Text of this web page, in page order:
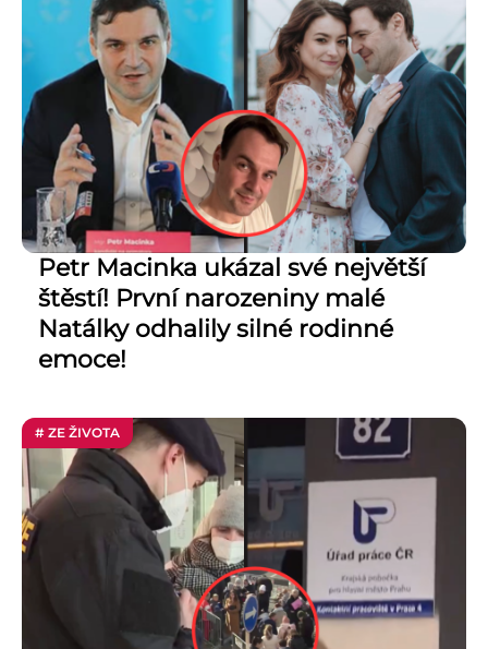
Petr Macinka ukázal své největší
štěstí! První narozeniny malé
Natálky odhalily silné rodinné
emoce!
# ZE ŽIVOTA